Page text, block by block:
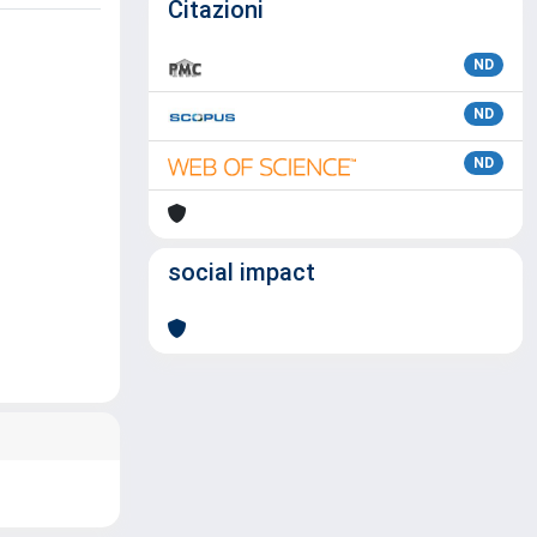
Citazioni
ND
ND
ND
social impact